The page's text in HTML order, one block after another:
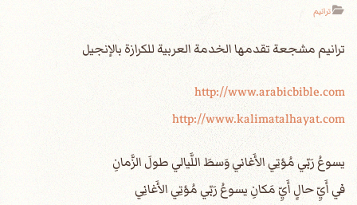
ترانيم
http://www.arabicbible.com
http://www.kalimatalhayat.com
يسوعُ رَبّي مُؤتِي الأَغاني وَسطَ اللَّيالي طولَ الزَّمانِ
في أَيِّ حالٍ أَيِّ مَكانِ يسوعُ رَبّي مُؤتِي الأَغانِي